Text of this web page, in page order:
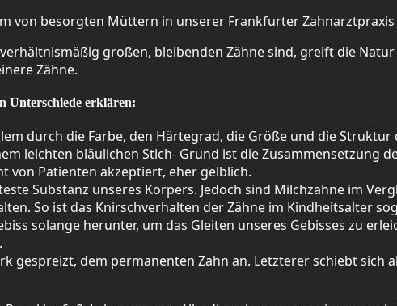
von besorgten Müttern in unserer Frankfurter
großen, bleibenden Zähne sind, greift die
Zähne.
Unterschiede erklären:
durch die Farbe, den Härtegrad, die Größe und die Struktur
leichten bläulichen Stich- Grund ist die Zusammensetzung
von Patienten akzeptiert, eher gelblich.
Substanz unseres Körpers. Jedoch sind Milchzähne im
So ist das Knirschverhalten der Zähne im Kindheitsalter
solange herunter, um das Gleiten unseres Gebisses zu
gespreizt, dem permanenten Zahn an. Letzterer schiebt